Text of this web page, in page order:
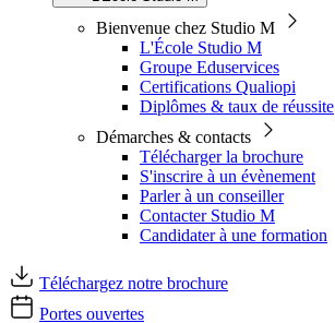
Bienvenue chez Studio M
L'École Studio M
Groupe Eduservices
Certifications Qualiopi
Diplômes & taux de réussite
Démarches & contacts
Télécharger la brochure
S'inscrire à un évènement
Parler à un conseiller
Contacter Studio M
Candidater à une formation
Téléchargez notre brochure
Portes ouvertes